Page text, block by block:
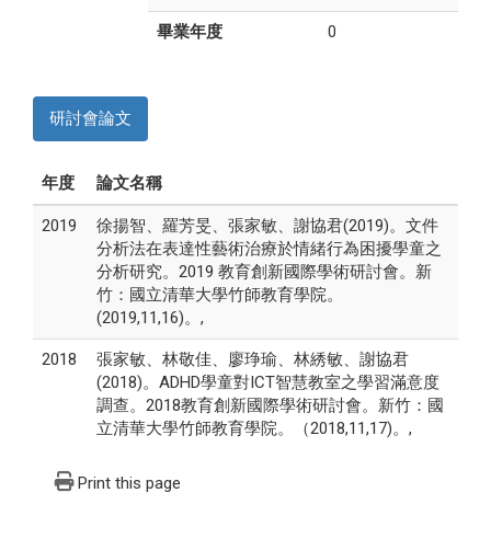
畢業年度 0
研討會論文
年度 論文名稱
2019
徐揚智、羅芳旻、張家敏、謝協君(2019)。文件
分析法在表達性藝術治療於情緒行為困擾學童之
分析研究。2019 教育創新國際學術研討會。新
竹：國立清華大學竹師教育學院。
(2019,11,16)。,
2018
張家敏、林敬佳、廖琤瑜、林綉敏、謝協君
(2018)。ADHD學童對ICT智慧教室之學習滿意度
調查。2018教育創新國際學術研討會。新竹：國
立清華大學竹師教育學院。（2018,11,17)。,
Print this page